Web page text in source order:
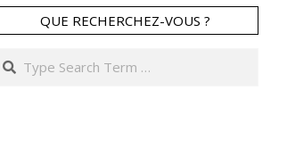
QUE RECHERCHEZ-VOUS ?
Search